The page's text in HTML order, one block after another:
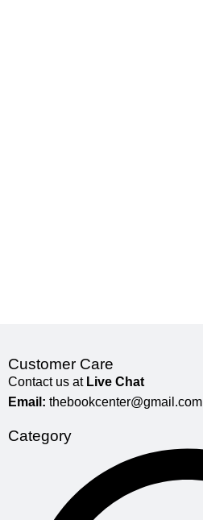
Customer Care
Contact us at Live Chat
Email: thebookcenter@gmail.com
Category